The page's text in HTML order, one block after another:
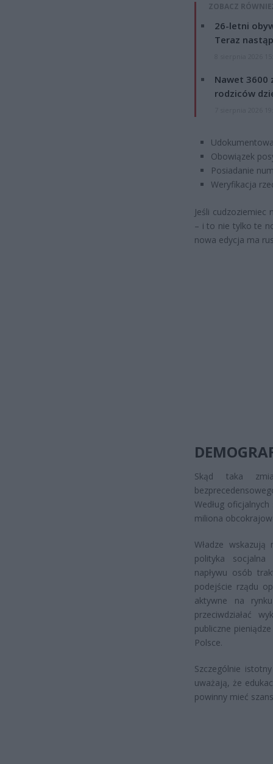
ZOBACZ
26-letni
Teraz
Nawet 3600
rodziców
Obowiązek
Posiadanie
Weryfikacja
Jeśli
– i to nie tylko te
nowa edycja ma
Skąd taka
Według
miliona
Władze
polityka socjalna
napływu osób
podejście rządu
aktywne na
przeciwdziałać
publiczne
Polsce.
Szczególnie
uważają, że
powinny mieć